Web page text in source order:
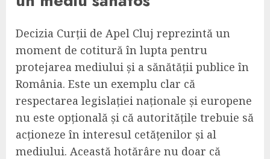
Decizia Curții de Apel Cluj reprezintă un
moment de cotitură în lupta pentru
protejarea mediului și a sănătății publice în
România. Este un exemplu clar că
respectarea legislației naționale și europene
nu este opțională și că autoritățile trebuie să
acționeze în interesul cetățenilor și al
mediului. Această hotărâre nu doar că